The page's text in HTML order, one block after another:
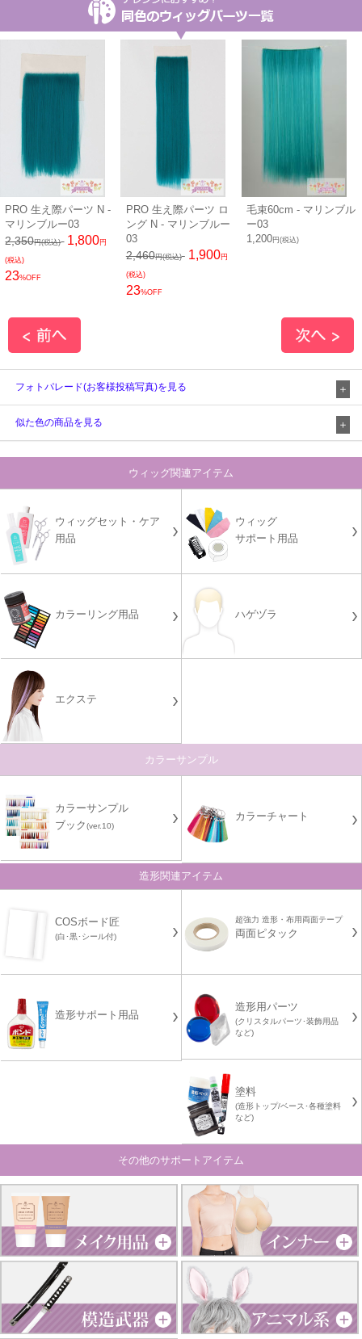
PRO 生え際パーツ N -
マリンブルー03
2,350円(税込) 1,800円
(税込)
23%OFF
PRO 生え際パーツ ロ
ング N - マリンブルー
03
2,460円(税込) 1,900円
(税込)
23%OFF
毛束60cm - マリンブル
ー03
1,200円(税込)
フォトパレード(お客様投稿写真)を見る
似た色の商品を見る
ウィッグ関連アイテム
ウィッグセット・ケア
用品
ウィッグ
サポート用品
カラーリング用品 ハゲヅラ
エクステ
カラーサンプル
カラーサンプル
ブック(ver.10)
カラーチャート
造形関連アイテム
COSボード匠
(白･黒･シール付)
超強力 造形・布用両面テープ
両面ピタック
造形サポート用品
造形用パーツ
(クリスタルパーツ･装飾用品
など)
塗料
(造形トップ/ベース･各種塗料
など)
その他のサポートアイテム